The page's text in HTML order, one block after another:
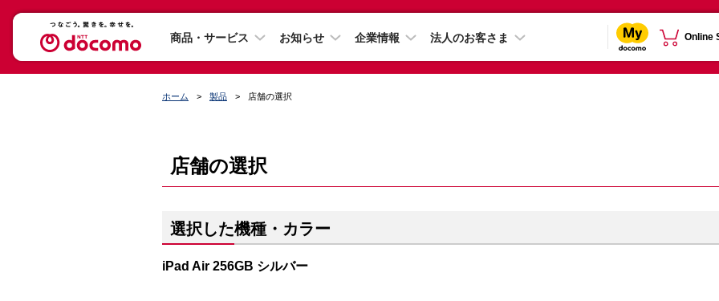
商品・サービス お知らせ 企業情報 法人のお客さま Online
ホーム 製品 店舗の選択
店舗の選択
選択した機種・カラー
iPad Air 256GB シルバー